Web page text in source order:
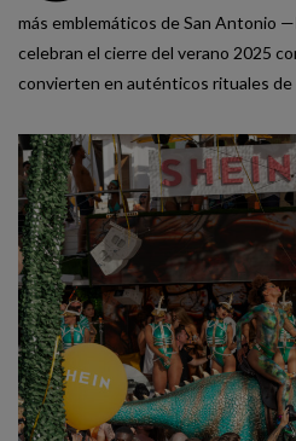
más emblemáticos de San Antonio —
celebran el cierre del verano 2025
convierten en auténticos rituales de